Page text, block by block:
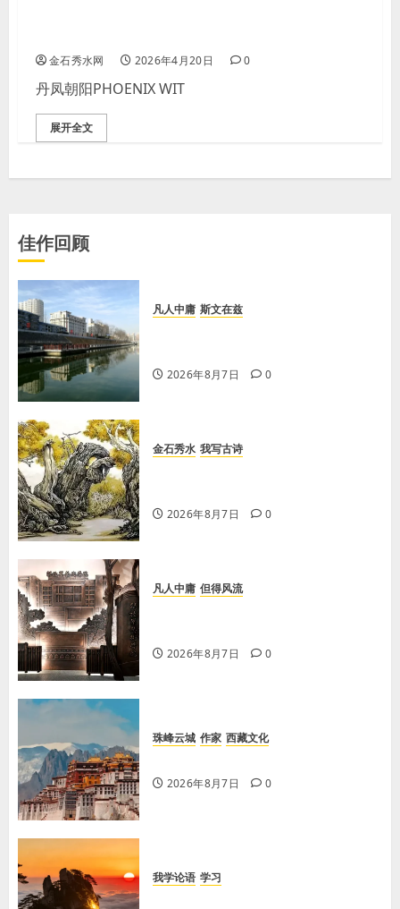
金石秀水网 2026年4月20日 0
丹凤朝阳PHOENIX WIT
展开全文
佳作回顾
凡人中庸 斯文在兹
2026年8月7日 0
金石秀水 我写古诗
2026年8月7日 0
凡人中庸 但得风流
2026年8月7日 0
珠峰云城 作家 西藏文化
2026年8月7日 0
我学论语 学习